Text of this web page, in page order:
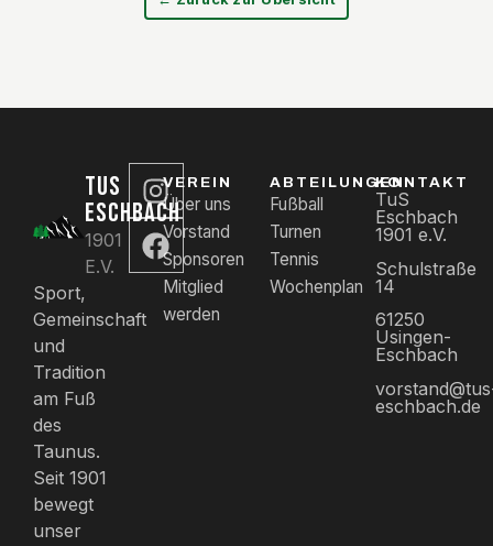
TUS
ESCHBACH
1901
E.V.
Sport,
Gemeinschaft
und
Tradition
am Fuß
des
Taunus.
Seit 1901
bewegt
unser
VEREIN
Über uns
Vorstand
Sponsoren
Mitglied
werden
ABTEILUNGEN
Fußball
Turnen
Tennis
Wochenplan
KONTAKT
TuS
Eschbach
1901 e.V.
Schulstraße
14
61250
Usingen-
Eschbach
eschbach.de